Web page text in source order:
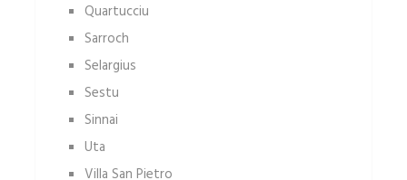
Quartucciu
Sarroch
Selargius
Sestu
Sinnai
Uta
Villa San Pietro